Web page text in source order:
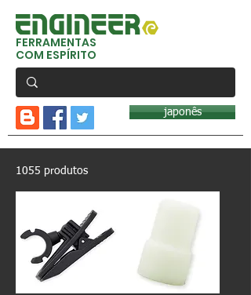
FERRAMENTAS
COM ESPÍRITO
japonês
1055 produtos